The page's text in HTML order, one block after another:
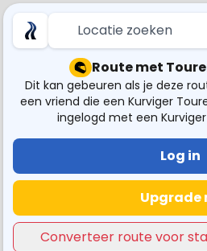
Locatie zoeken
Route met
Dit kan gebeuren als je deze
een vriend die een Kurviger
ingelogd met een
Log in
Upgrade
Converteer route voor